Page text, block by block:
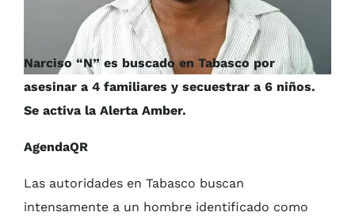
Narciso “N” es buscado en Tabasco por
asesinar a 4 familiares y secuestrar a 6 niños.
Se activa la Alerta Amber.
AgendaQR
Las autoridades en Tabasco buscan
intensamente a un hombre identificado como